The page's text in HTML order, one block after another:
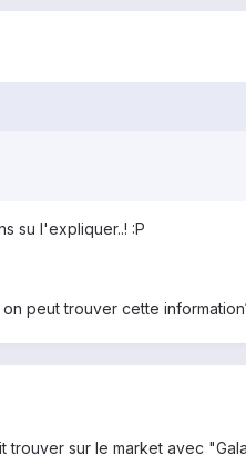
su l'expliquer..! :P
peut trouver cette
sur le market avec